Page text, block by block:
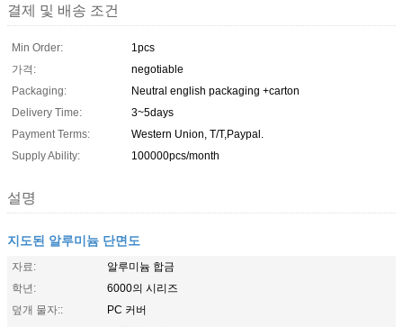
결제 및 배송 조건
Min Order:
1pcs
가격:
negotiable
Packaging:
Neutral english packaging +carton
Delivery Time:
3~5days
Payment Terms:
Western Union, T/T,Paypal.
Supply Ability:
100000pcs/month
설명
지도된 알루미늄 단면도
자료:
알루미늄 합금
학년:
6000의 시리즈
덮개 물자::
PC 커버